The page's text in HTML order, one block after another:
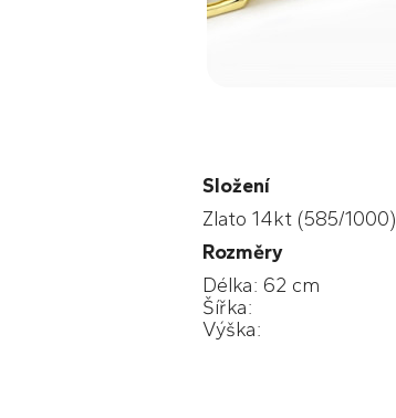
Složení
Zlato 14kt (585/1000)
Rozměry
Délka: 62 cm
Šířka:
Výška: